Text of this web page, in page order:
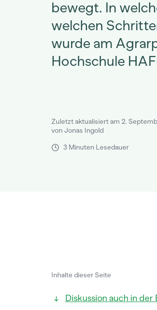
bewegt. In
welchen
wurde am
Hochschule
Zuletzt aktualisiert am 2.
von Jonas Ingold
3 Minuten Lesedauer
Inhalte dieser Seite
Diskussion auch in der